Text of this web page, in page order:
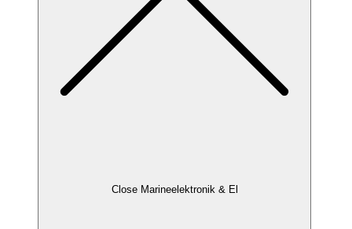
Close Marineelektronik & El